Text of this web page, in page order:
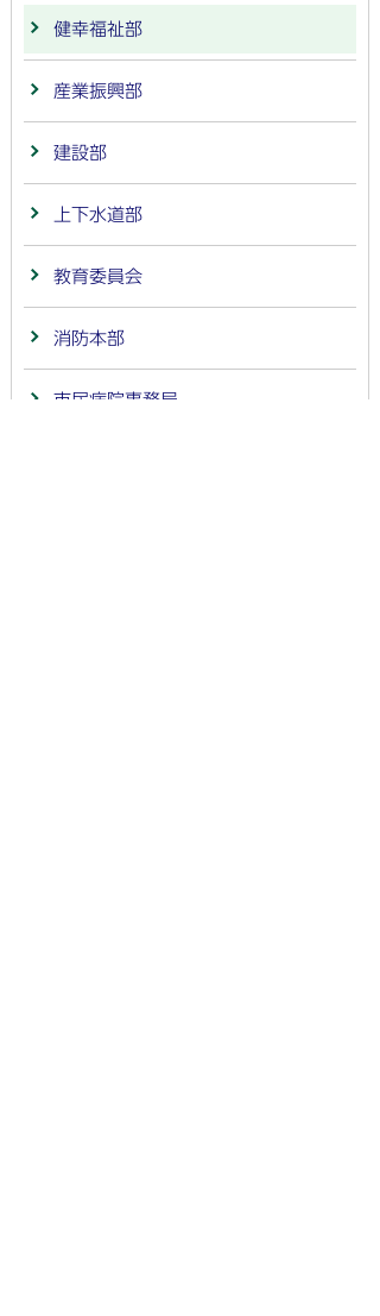
健幸福祉部
産業振興部
建設部
上下水道部
教育委員会
消防本部
市民病院事務局